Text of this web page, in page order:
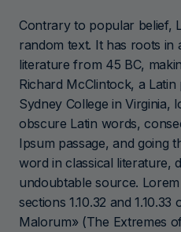
Contrary to popular belief,
random text. It has roots in
literature from 45 BC,
Richard McClintock, a
Sydney College in Virginia,
obscure Latin words,
Ipsum passage, and going
word in classical literature,
undoubtable source.
sections 1.10.32 and
Malorum» (The Extremes